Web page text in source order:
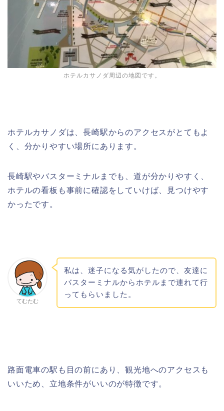
ホテルカサノダ周辺の地図です。
ホテルカサノダは、長崎駅からのアクセスがとてもよ
く、分かりやすい場所にあります。
長崎駅やバスターミナルまでも、道が分かりやすく、
ホテルの看板も事前に確認をしていけば、見つけやす
かったです。
てむたむ
私は、迷子になる気がしたので、友達に
バスターミナルからホテルまで連れて行
ってもらいました。
路面電車の駅も目の前にあり、観光地へのアクセスも
いいため、立地条件がいいのが特徴です。